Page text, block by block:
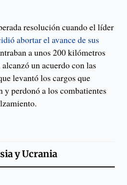
resolución cuando el líder
abortar el avance de sus
a unos 200 kilómetros
un acuerdo con las
levantó los cargos que
y perdonó a los combatientes
y Ucrania